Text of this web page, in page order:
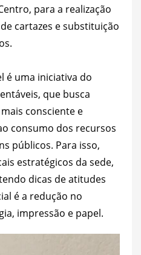
para a realização
cartazes e substituição
é uma iniciativa do
que busca
consciente e
consumo dos recursos
públicos. Para isso,
estratégicos da sede,
dicas de atitudes
é a redução no
impressão e papel.